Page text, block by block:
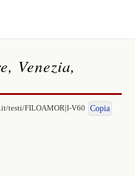
Venezia,
testi/FILOAMOR|I-V60 Copia